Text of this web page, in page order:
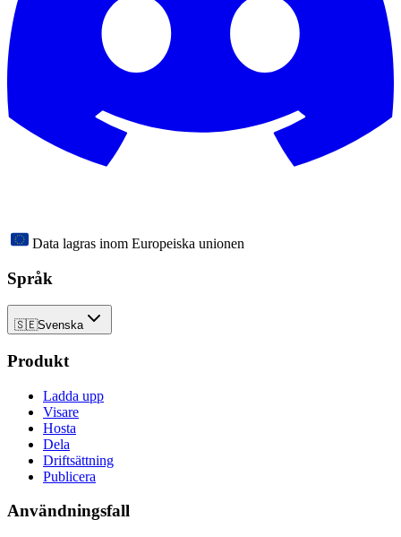
Data lagras inom Europeiska unionen
Språk
🇸🇪Svenska
Produkt
Ladda upp
Visare
Hosta
Dela
Driftsättning
Publicera
Användningsfall